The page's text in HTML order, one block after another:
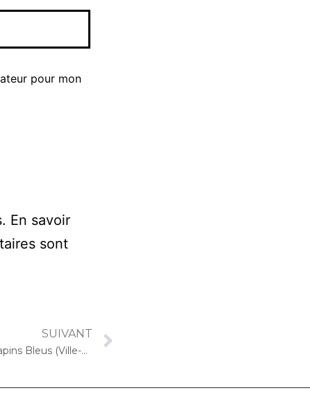
pour mon
En savoir
sont
SUIVANT
14 janvier 2021 – ARPAVIE Les Sapins Bleus (Ville-d’Avray) : Concert « Choco-Cello Solo »